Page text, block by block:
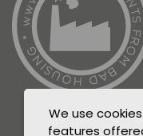
We use
features